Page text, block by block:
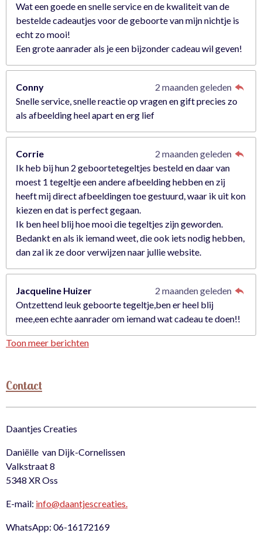
Wat een goede en snelle service en de kwaliteit van de
bestelde cadeautjes voor de geboorte van mijn nichtje is
echt zo mooi!
Een grote aanrader als je een bijzonder cadeau wil geven!
Conny
2 maanden geleden
Snelle service, snelle reactie op vragen en gift precies zo
als afbeelding heel apart en erg lief
Corrie
2 maanden geleden
Ik heb bij hun 2 geboortetegeltjes besteld en daar van
moest 1 tegeltje een andere afbeelding hebben en zij
heeft mij direct afbeeldingen toe gestuurd, waar ik uit kon
kiezen en dat is perfect gegaan.
Ik ben heel blij hoe mooi die tegeltjes zijn geworden.
Bedankt en als ik iemand weet, die ook iets nodig hebben,
dan zal ik ze door verwijzen naar jullie website.
Jacqueline Huizer
2 maanden geleden
Ontzettend leuk geboorte tegeltje,ben er heel blij
mee,een echte aanrader om iemand wat cadeau te doen!!
Toon meer berichten
Contact
Daantjes Creaties
Daniëlle van Dijk-Cornelissen
Valkstraat 8
5348 XR Oss
E-mail: info@daantjescreaties.
WhatsApp: 06-16172169